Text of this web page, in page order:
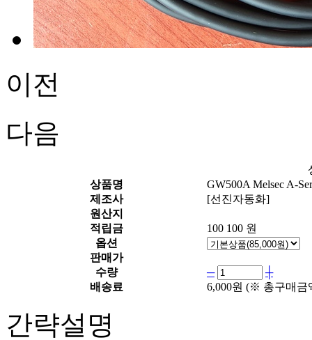
이전
다음
상품명
GW500A Melsec A-
제조사
[선진자동화]
원산지
적립금
100 100 원
옵션
판매가
수량
─
┼
배송료
6,000원 (※ 총구매금
간략설명